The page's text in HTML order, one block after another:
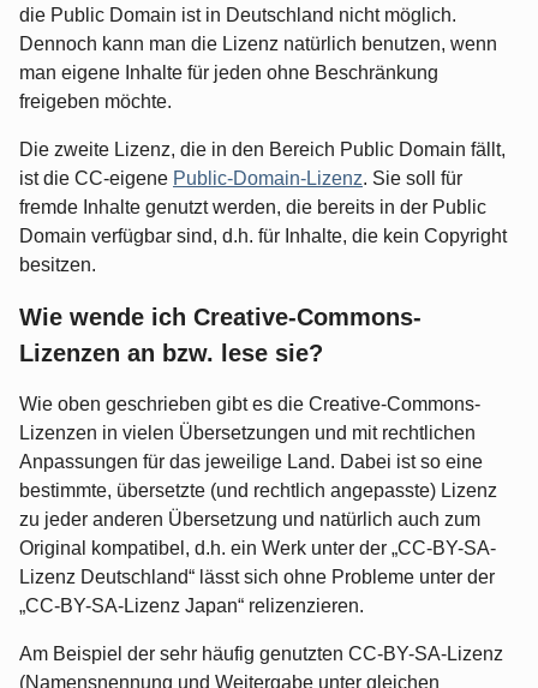
die Public Domain ist in Deutschland nicht möglich.
Dennoch kann man die Lizenz natürlich benutzen, wenn
man eigene Inhalte für jeden ohne Beschränkung
freigeben möchte.
Die zweite Lizenz, die in den Bereich Public Domain fällt,
ist die CC-eigene Public-Domain-Lizenz. Sie soll für
fremde Inhalte genutzt werden, die bereits in der Public
Domain verfügbar sind, d.h. für Inhalte, die kein Copyright
besitzen.
Wie wende ich Creative-Commons-
Lizenzen an bzw. lese sie?
Wie oben geschrieben gibt es die Creative-Commons-
Lizenzen in vielen Übersetzungen und mit rechtlichen
Anpassungen für das jeweilige Land. Dabei ist so eine
bestimmte, übersetzte (und rechtlich angepasste) Lizenz
zu jeder anderen Übersetzung und natürlich auch zum
Original kompatibel, d.h. ein Werk unter der „CC-BY-SA-
Lizenz Deutschland“ lässt sich ohne Probleme unter der
„CC-BY-SA-Lizenz Japan“ relizenzieren.
Am Beispiel der sehr häufig genutzten CC-BY-SA-Lizenz
(Namensnennung und Weitergabe unter gleichen